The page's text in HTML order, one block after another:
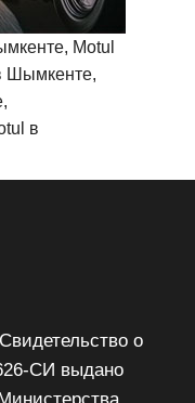
Motul
Шымкенте,
в
о
СИ выдано